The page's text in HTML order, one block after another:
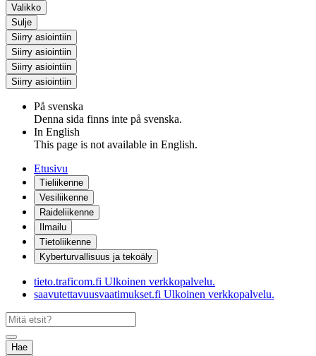
Valikko
Sulje
Siirry asiointiin
Siirry asiointiin
Siirry asiointiin
Siirry asiointiin
På svenska
Denna sida finns inte på svenska.
In English
This page is not available in English.
Etusivu
Tieliikenne
Vesiliikenne
Raideliikenne
Ilmailu
Tietoliikenne
Kyberturvallisuus ja tekoäly
tieto.traficom.fi Ulkoinen verkkopalvelu.
saavutettavuusvaatimukset.fi Ulkoinen verkkopalvelu.
Hae